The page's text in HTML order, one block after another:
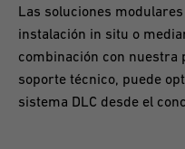
Las soluciones
instalación in situ o
combinación con nuestra
soporte técnico, puede
sistema DLC desde el